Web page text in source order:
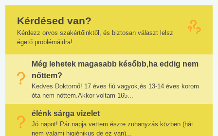
Kérdésed van?
Kérdezz orvos szakértőinktől, és biztosan választ lelsz
égető problémáidra!
Még lehetek magasabb később,ha eddig nem
nőttem?
Kedves Doktornő! 17 éves fiú vagyok,és 13-14 éves korom
óta nem nőttem.Akkor voltam 165...
élénk sárga vizelet
Jó napot! Pár napja vettem észre zuhanyzás közben (hát
nem valami higiénikus de ez van)...